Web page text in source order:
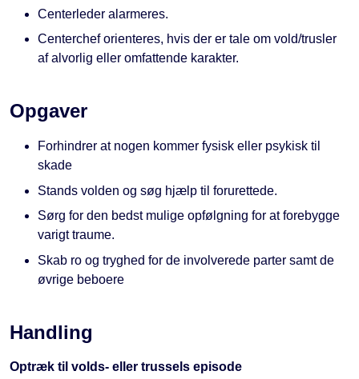
Centerleder alarmeres.
Centerchef orienteres, hvis der er tale om vold/trusler
af alvorlig eller omfattende karakter.
Opgaver
Forhindrer at nogen kommer fysisk eller psykisk til
skade
Stands volden og søg hjælp til forurettede.
Sørg for den bedst mulige opfølgning for at forebygge
varigt traume.
Skab ro og tryghed for de involverede parter samt de
øvrige beboere
Handling
Optræk til volds- eller trussels episode